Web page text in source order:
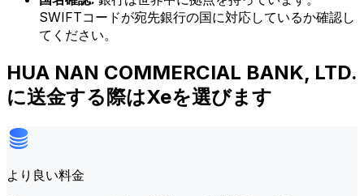
SWIFTコードが宛先銀行の国に対応しているか確認し
てください。
HUA NAN COMMERCIAL BANK, LTD.
に送金する際はXeを選びます
より良い料金